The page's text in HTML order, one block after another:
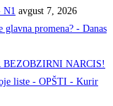
N1 avgust 7, 2026
promena? - Danas
NARCIS!
liste - OPŠTI - Kurir